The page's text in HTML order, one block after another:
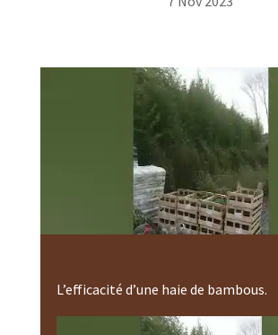
L’efficacité d’une haie de bambous.